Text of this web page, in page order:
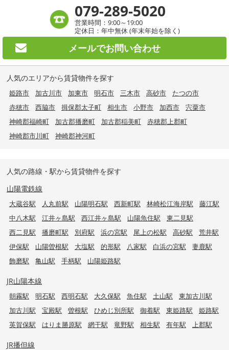
079-289-5020
営業時間：9:00～19:00
定休日：年中無休 (年末年始を除く)
メールでお問い合わせ
人気のエリアから賃貸物件を探す
姫路市 加古川市 加東市 明石市 三木市 高砂市
たつの市
赤穂市
西脇市 揖保郡太子町 相生市 小野市 加西市
宍粟市
神崎郡福崎町
加古郡播磨町 加古郡稲美町
赤穂郡上郡町
神崎郡市川町
神崎郡神河町
人気の路線・駅から賃貸物件を探す
山陽電鉄線
大蔵谷駅 人丸前駅 山陽明石駅 西新町駅 林崎松江海岸駅
藤江駅
中八木駅
江井ヶ島駅 西江井ヶ島駅 山陽魚住駅
東二見駅
西二見駅
播磨町駅 別府駅 浜の宮駅 尾上の松駅 高砂駅
荒井駅
伊保駅
山陽曽根駅 大塩駅 的形駅 八家駅 白浜の宮駅
妻鹿駅
飾磨駅
亀山駅 手柄駅 山陽姫路駅
JR山陽本線
朝霧駅 明石駅 西明石駅 大久保駅 魚住駅 土山駅
東加古川駅
加古川駅
宝殿駅 曽根駅 ひめじ別所駅 御着駅 東姫路駅
姫路駅
英賀保駅
はりま勝原駅 網干駅 竜野駅 相生駅 有年駅 上郡駅
JR播但線